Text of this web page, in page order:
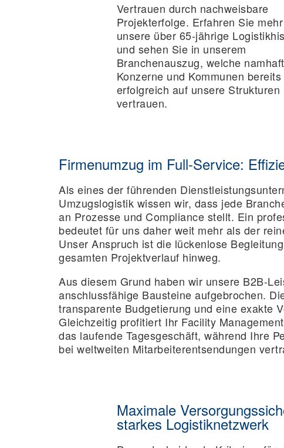
Vertrauen durch nachweisbare
Projekterfolge. Erfahren Sie
unsere über 65-jährige
und sehen Sie in unserem
Branchenauszug, welche
Konzerne und Kommunen bereits
erfolgreich auf unsere Strukturen
vertrauen.
Firmenumzug im Full-Service:
Als eines der führenden
Umzugslogistik wissen wir, dass jede
an Prozesse und Compliance stellt. Ein
bedeutet für uns daher weit mehr als der
Unser Anspruch ist die lückenlose
gesamten Projektverlauf hinweg.
Aus diesem Grund haben wir unsere B2B-
anschlussfähige Bausteine aufgebrochen.
transparente Budgetierung und eine exakte
Gleichzeitig profitiert Ihr Facility
das laufende Tagesgeschäft, während Ihre
bei weltweiten Mitarbeiterentsendungen
Maximale
starkes Logistiknetzwerk